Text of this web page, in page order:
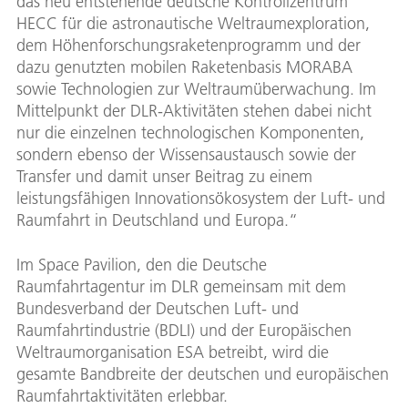
HECC für die astronautische Weltraumexploration,
dem Höhenforschungsraketenprogramm und der
dazu genutzten mobilen Raketenbasis MORABA
sowie Technologien zur Weltraumüberwachung. Im
Mittelpunkt der DLR-Aktivitäten stehen dabei nicht
nur die einzelnen technologischen Komponenten,
sondern ebenso der Wissensaustausch sowie der
Transfer und damit unser Beitrag zu einem
leistungsfähigen Innovationsökosystem der Luft- und
Raumfahrt in Deutschland und Europa.“
Im Space Pavilion, den die Deutsche
Raumfahrtagentur im DLR gemeinsam mit dem
Bundesverband der Deutschen Luft- und
Raumfahrtindustrie (BDLI) und der Europäischen
Weltraumorganisation ESA betreibt, wird die
gesamte Bandbreite der deutschen und europäischen
Raumfahrtaktivitäten erlebbar.